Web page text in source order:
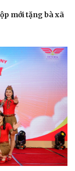
mới tặng bà xã